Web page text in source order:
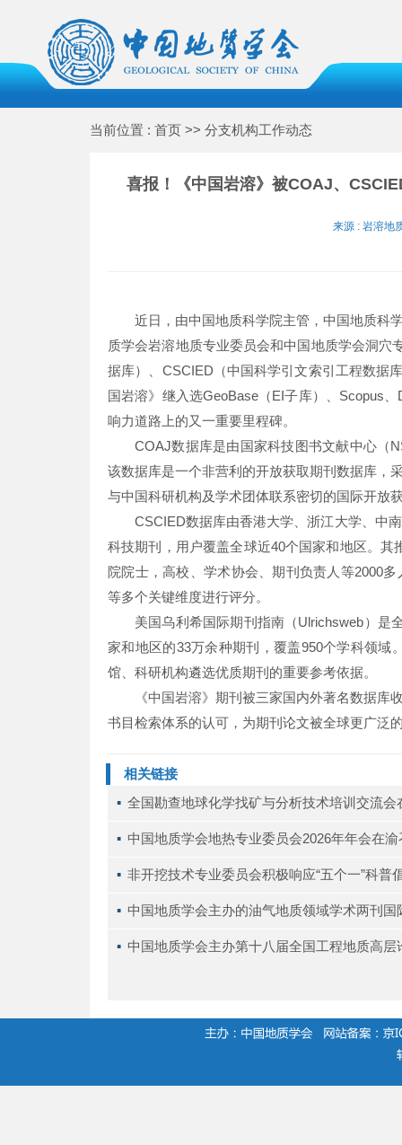
当前位置 : 首页 >> 分支机构工作动态
喜报！《中国岩溶》被COAJ、
来源 : 岩溶
近日，由中国地质科学院主管，中国地质科
质学会岩溶地质专业委员会和中国地质学会洞
据库）、CSCIED（中国科学引文索引工程数据
国岩溶》继入选GeoBase（EI子库）、Scopus
响力道路上的又一重要里程碑。
COAJ数据库是由国家科技图书文献中心（
该数据库是一个非营利的开放获取期刊数据库，
与中国科研机构及学术团体联系密切的国际开放
CSCIED数据库由香港大学、浙江大学、中
科技期刊，用户覆盖全球近40个国家和地区。
院院士，高校、学术协会、期刊负责人等2000
等多个关键维度进行评分。
美国乌利希国际期刊指南（Ulrichsweb）是
家和地区的33万余种期刊，覆盖950个学科领域
馆、科研机构遴选优质期刊的重要参考依据。
《中国岩溶》期刊被三家国内外著名数据
书目检索体系的认可，为期刊论文被全球更广泛
相关链接
▪ 全国勘查地球化学找矿与分析技术培训交流
▪ 中国地质学会地热专业委员会2026年年会在渝
▪ 非开挖技术专业委员会积极响应“五个一”科普
▪ 中国地质学会主办的油气地质领域学术两刊国
▪ 中国地质学会主办第十八届全国工程地质高层
.